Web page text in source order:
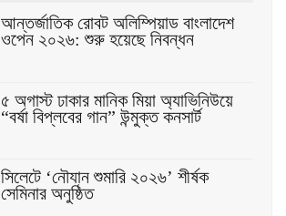
আন্তর্জাতিক রোবট অলিম্পিয়াড বাংলাদেশ
ওপেন ২০২৬: শুরু হয়েছে নিবন্ধন
৫ অগাস্ট ঢাকার মানিক মিয়া অ্যাভিনিউয়ে
“বর্ষা বিপ্লবের গান” উন্মুক্ত কনসার্ট
সিলেটে ‘নৌযান শুমারি ২০২৬’ শীর্ষক
সেমিনার অনুষ্ঠিত